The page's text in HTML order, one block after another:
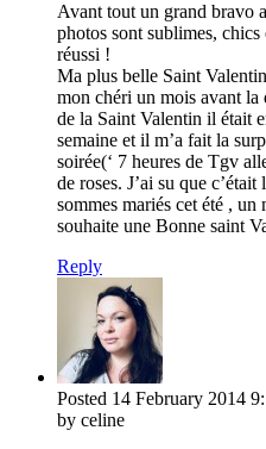
Avant tout un grand bravo
photos sont sublimes,
réussi !
Ma plus belle Saint
mon chéri un mois avant
de la Saint Valentin il était
semaine et il m’a fait la
soirée(‘ 7 heures de Tgv
de roses. J’ai su que
sommes mariés cet été ,
souhaite une Bonne saint
Reply
Posted 14 February 2014
by celine